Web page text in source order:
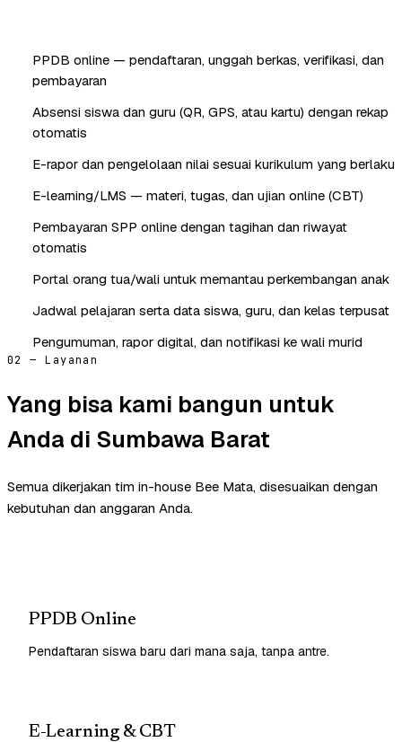
PPDB online — pendaftaran, unggah berkas, verifikasi, dan
pembayaran
Absensi siswa dan guru (QR, GPS, atau kartu) dengan rekap
otomatis
E-rapor dan pengelolaan nilai sesuai kurikulum yang berlaku
E-learning/LMS — materi, tugas, dan ujian online (CBT)
Pembayaran SPP online dengan tagihan dan riwayat
otomatis
Portal orang tua/wali untuk memantau perkembangan anak
Jadwal pelajaran serta data siswa, guru, dan kelas terpusat
Pengumuman, rapor digital, dan notifikasi ke wali murid
02 — Layanan
Yang bisa kami bangun untuk
Anda di Sumbawa Barat
Semua dikerjakan tim in-house Bee Mata, disesuaikan dengan
kebutuhan dan anggaran Anda.
PPDB Online
Pendaftaran siswa baru dari mana saja, tanpa antre.
E-Learning & CBT